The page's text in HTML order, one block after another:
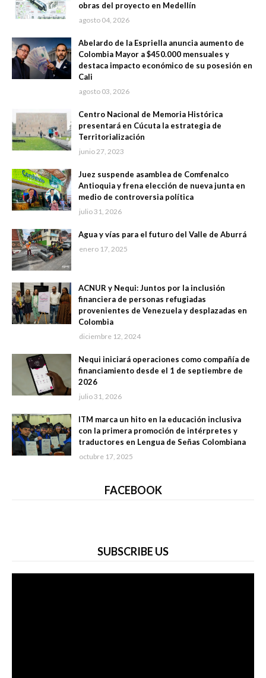
obras del proyecto en Medellín
agosto 04, 2026
Abelardo de la Espriella anuncia aumento de
Colombia Mayor a $450.000 mensuales y
destaca impacto económico de su posesión en
Cali
agosto 03, 2026
Centro Nacional de Memoria Histórica
presentará en Cúcuta la estrategia de
Territorialización
junio 27, 2023
Juez suspende asamblea de Comfenalco
Antioquia y frena elección de nueva junta en
medio de controversia política
julio 31, 2026
Agua y vías para el futuro del Valle de Aburrá
enero 17, 2025
ACNUR y Nequi: Juntos por la inclusión
financiera de personas refugiadas
provenientes de Venezuela y desplazadas en
Colombia
diciembre 12, 2024
Nequi iniciará operaciones como compañía de
financiamiento desde el 1 de septiembre de
2026
julio 31, 2026
ITM marca un hito en la educación inclusiva
con la primera promoción de intérpretes y
traductores en Lengua de Señas Colombiana
octubre 17, 2025
FACEBOOK
SUBSCRIBE US